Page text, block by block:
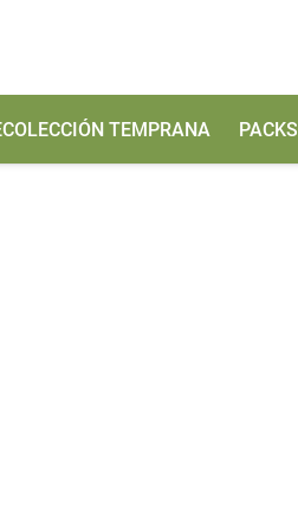
TEMPRANA PACKS